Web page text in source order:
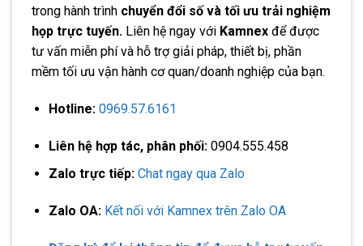
trong hành trình chuyển đổi số và tối ưu trải nghiệm
họp trực tuyến. Liên hệ ngay với Kamnex để được
tư vấn miễn phí và hỗ trợ giải pháp, thiết bị, phần
mềm tối ưu vận hành cơ quan/doanh nghiệp của bạn.
Hotline: 0969.57.6161
Liên hệ hợp tác, phân phối: 0904.555.458
Zalo trực tiếp: Chat ngay qua Zalo
Zalo OA: Kết nối với Kamnex trên Zalo OA